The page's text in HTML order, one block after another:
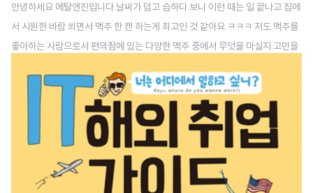
안녕하세요 메탈엔진입니다.날씨가 덥고 습하다 보니 이런 때는 일 끝나고 집에
서 시원한 바람 쐬면서 맥주 한 캔 하는게 최고인 것 같아요 ㅋㅋㅋ 저도 맥주를
좋아하는 사람으로서 편의점에 있는 다양한 맥주 중에서 무엇을 마실지 고민을
리뷰를 올리고 있고, 지난 시간 호가든에 이어 두 번째 맥주 리뷰를 시작해 보려
고 해요~~!오늘 소개할 맥주는 프랑스의 대표적인 밀맥주 입니다.크로넨버그
1664 블랑은 프랑스에서 가장 많이 팔리는 맥주로 연간 8,500만 리터를 생산
하며 세계 70개국으로 수출하고 있다고 합니다.(감이 잘 안 오네요 85,000,
000L...) 이름에 있는 1664는 이 맥주가 처음 스트라스부르(Strasbourg)